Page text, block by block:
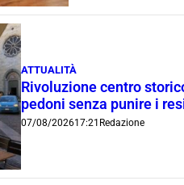
ATTUALITÀ
Rivoluzione centro
pedoni senza punire i
07/08/202617:21 Redazione